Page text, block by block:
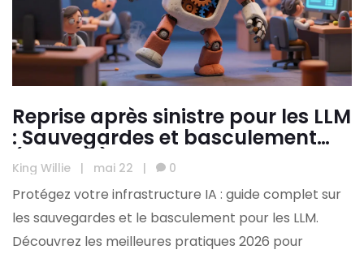
Reprise après sinistre pour les LLM
: Sauvegardes et basculement
(Failover)
King Willie | mai 22 | 0
Protégez votre infrastructure IA : guide complet sur
les sauvegardes et le basculement pour les LLM.
Découvrez les meilleures pratiques 2026 pour